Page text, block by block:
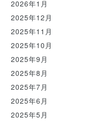
2026年1月
2025年12月
2025年11月
2025年10月
2025年9月
2025年8月
2025年7月
2025年6月
2025年5月